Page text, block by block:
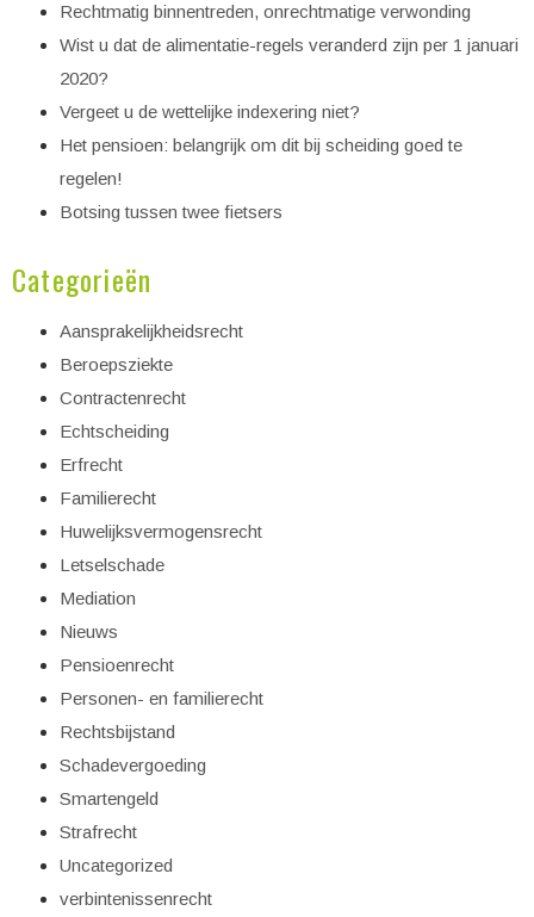
Rechtmatig binnentreden, onrechtmatige verwonding
Wist u dat de alimentatie-regels veranderd zijn per 1 januari
2020?
Vergeet u de wettelijke indexering niet?
Het pensioen: belangrijk om dit bij scheiding goed te
regelen!
Botsing tussen twee fietsers
Categorieën
Aansprakelijkheidsrecht
Beroepsziekte
Contractenrecht
Echtscheiding
Erfrecht
Familierecht
Huwelijksvermogensrecht
Letselschade
Mediation
Nieuws
Pensioenrecht
Personen- en familierecht
Rechtsbijstand
Schadevergoeding
Smartengeld
Strafrecht
Uncategorized
verbintenissenrecht